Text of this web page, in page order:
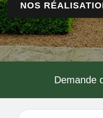
NOS
Demande